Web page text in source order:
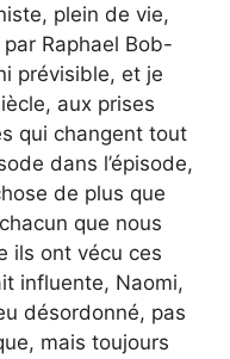
plein de vie,
Raphael Bob-
prévisible, et je
aux prises
qui changent tout
dans l’épisode,
de plus que
que nous
ils ont vécu ces
influente, Naomi,
désordonné, pas
mais toujours